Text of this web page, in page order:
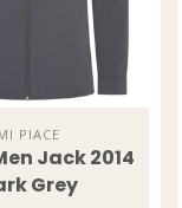
PIACE
Jack 2014
Grey